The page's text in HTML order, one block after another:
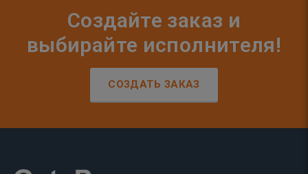
Создайте заказ и
выбирайте исполнителя!
СОЗДАТЬ ЗАКАЗ